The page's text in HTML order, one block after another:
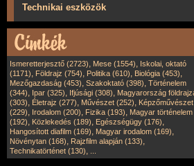
Technikai eszközök
Ismeretterjesztő (2723), Mese (1554), Iskolai, oktató
(1171), Földrajz (754), Politika (610), Biológia (453),
Mezőgazdaság (453), Szakoktató (398), Történelem
(344), Ipar (325), Ifjúsági (308), Magyarország
(303), Életrajz (277), Művészet (252), Képzőművészet
(229), Irodalom (200), Fizika (193), Magyar történelem
(192), Közlekedés (189), Egészségügy (176),
Hangosított diafilm (169), Magyar irodalom (169),
Növénytan (168), Rajzfilm alapján (133),
Technikatörténet (130),